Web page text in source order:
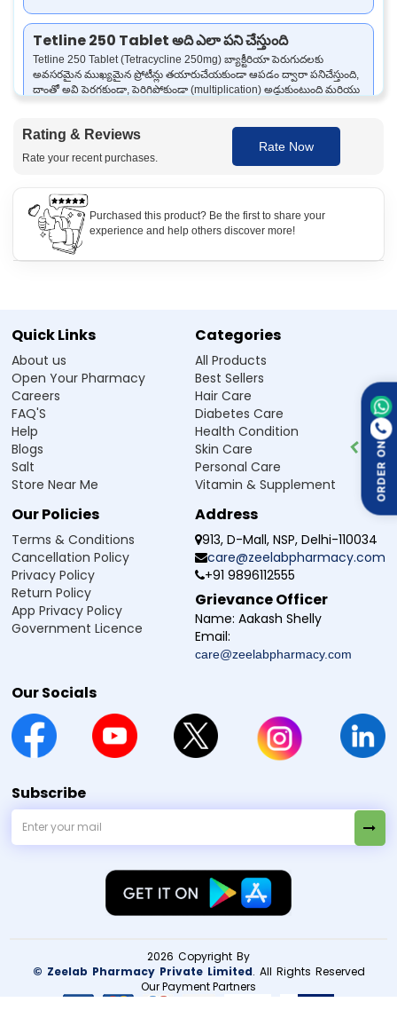
Tetline 250 Tablet అది ఎలా పని చేస్తుంది
Tetline 250 Tablet (Tetracycline 250mg) బ్యాక్టీరియా పెరుగుదలకు
అవసరమైన ముఖ్యమైన ప్రోటీన్లు తయారుచేయకుండా ఆపడం ద్వారా పనిచేస్తుంది,
దాంతో అవి పెరగకుండా, పెరిగిపోకుండా (multiplication) అడ్డుకుంటుంది మరియు
Tetline 250 Tablet ఎలా ఉపయోగించాలి
ఈ మందును మీ డాక్టర్ సూచించిన మోతాదు మరియు కాలవ్యవధి ప్రకారం
తీసుకోండి.
Tetline 250 Tablet సైడ్ ఎఫెక్ట్
Tetline 250 Tablet నుండి భద్రతా సలహా
మద్యం:
Tetline 250 Tablet తీసుకుంటున్నప్పుడు మద్యం సేవించకండి.
గర్భధారణ:Tetline 250 Tablet ను గర్భధారణ సమయంలో వాడటం సురక్షితం
కాదు, మీ డాక్టర్‌ను సంప్రదించండి.
Tetline 250 Tablet మీ డ్రైవింగ్ సామర్థ్యాన్ని ప్రభావితం చేయవచ్చు.
తరచుగా అడిగే ప్రశ్నలు
Q1. Tetline 250 Tablet ఏ కోసం వాడుతారు?
శ్వాసనాళ ఇన్ఫెక్షన్, మూత్రనాళ ఇన్ఫెక్షన్, చర్మ ఇన్ఫెక్షన్ వంటి బ్యాక్టీరియా ఇన్ఫెక్షన్లను
చికిత్స చేయడానికి వాడుతారు.
Q2. Tetline 250 Tablet కి ఎలాంటి దుష్ప్రభావాలు ఉంటాయా?
Q3. నాకు బాగానే అనిపించినప్పుడు Tetline 250 తీసుకోవడం
Zeelab Pharmacy Pvt Ltd.
Rating & Reviews
Rate your recent purchases.
Rate Now
Purchased this product? Be the first to share your
experience and help others discover more!
ORDER ON
Quick Links
About us
Open Your Pharmacy
Careers
FAQ'S
Help
Blogs
Salt
Store Near Me
Categories
All Products
Best Sellers
Hair Care
Diabetes Care
Health Condition
Skin Care
Personal Care
Vitamin & Supplement
Our Policies
Terms & Conditions
Cancellation Policy
Privacy Policy
Return Policy
App Privacy Policy
Government Licence
Address
913, D-Mall, NSP, Delhi-110034
care@zeelabpharmacy.com
+91 9896112555
Grievance Officer
Name: Aakash Shelly
Email:
care@zeelabpharmacy.com
Our Socials
Subscribe
2026 Copyright By
© Zeelab Pharmacy Private Limited. All Rights Reserved
Our Payment Partners